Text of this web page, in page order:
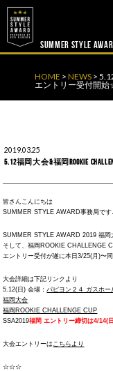
SUMMER STYLE
HOME > NEWS >
エントリー受付開
2019.03.25
5.12福岡大会&福岡ROOKIE
皆さんこんにちは
SUMMER STYLE AWARD事務局です
SUMMER STYLE AWARD 2019 福岡
そして、福岡ROOKIE CHALLENGE
エントリー受付が遂に本日3/25(月)〜
大会詳細は下記リンクより
5.12(日) 会場：パピヨン２４ ガスホー
福岡大会
福岡ROOKIE CHALLENGE CUP
SSA2019福岡 エントリー締切は4/14(
大会エントリーは こちらより
☆☆☆